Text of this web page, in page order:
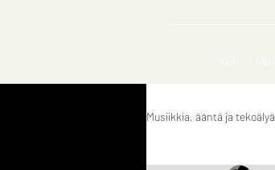
Musiikkia, ääntä ja tekoälyä